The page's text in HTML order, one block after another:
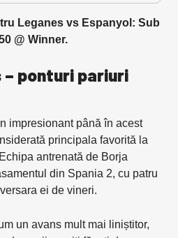
Leganes vs Espanyol: Sub
@ Winner.
– ponturi pariuri
impresionant până în acest
principala favorită la
antrenată de Borja
din Spania 2, cu patru
ei de vineri.
un avans mult mai liniștitor,